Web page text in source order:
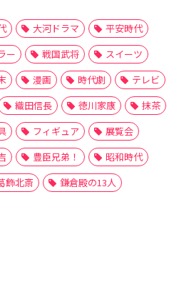
大河ドラマ
平安時代
ー 戦国武将
スイーツ
漫画 時代劇
テレビ
織田信長 徳川家康
抹茶
フィギュア
展覧会
豊臣兄弟！
昭和時代
飾北斎 鎌倉殿の13人